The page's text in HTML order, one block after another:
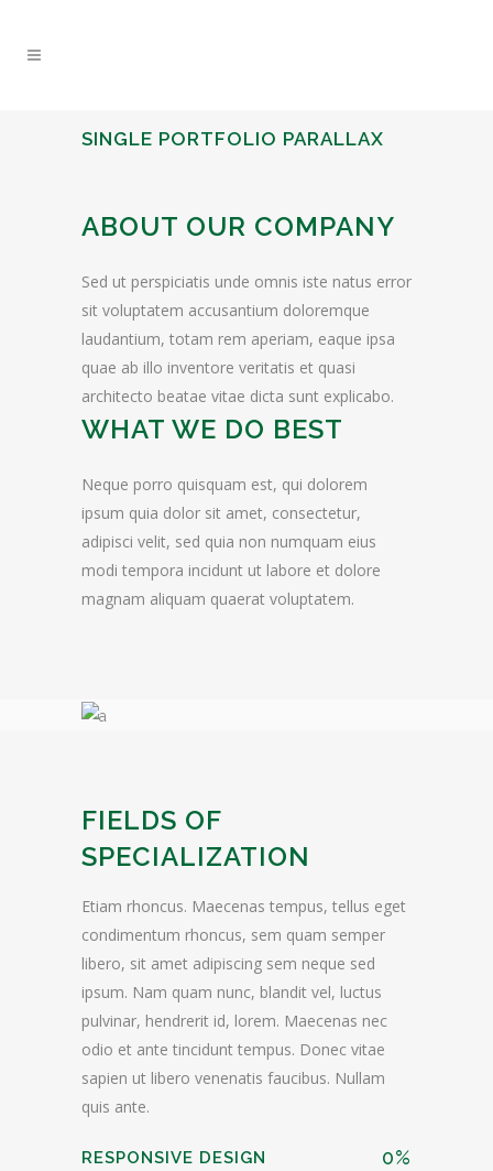
SINGLE PORTFOLIO PARALLAX
ABOUT OUR COMPANY
Sed ut perspiciatis unde omnis iste natus error
sit voluptatem accusantium doloremque
laudantium, totam rem aperiam, eaque ipsa
quae ab illo inventore veritatis et quasi
architecto beatae vitae dicta sunt explicabo.
WHAT WE DO BEST
Neque porro quisquam est, qui dolorem
ipsum quia dolor sit amet, consectetur,
adipisci velit, sed quia non numquam eius
modi tempora incidunt ut labore et dolore
magnam aliquam quaerat voluptatem.
FIELDS OF
SPECIALIZATION
Etiam rhoncus. Maecenas tempus, tellus eget
condimentum rhoncus, sem quam semper
libero, sit amet adipiscing sem neque sed
ipsum. Nam quam nunc, blandit vel, luctus
pulvinar, hendrerit id, lorem. Maecenas nec
odio et ante tincidunt tempus. Donec vitae
sapien ut libero venenatis faucibus. Nullam
quis ante.
RESPONSIVE DESIGN 0%